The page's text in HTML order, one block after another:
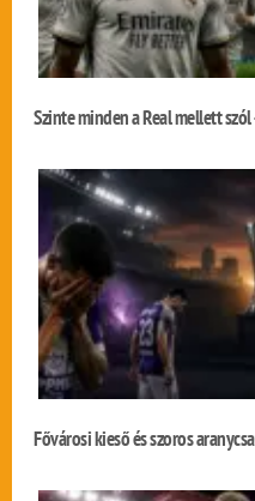
Szinte minden a Real mellett
Fővárosi kieső és szoros